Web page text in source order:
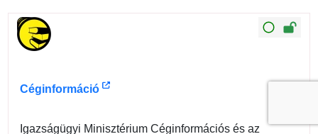
Céginformáció
Igazságügyi Minisztérium Céginformációs és az